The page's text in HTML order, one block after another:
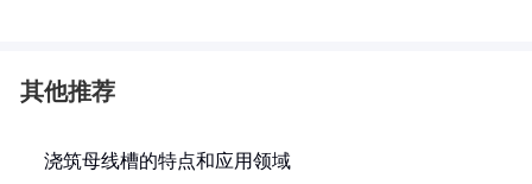
其他推荐
浇筑母线槽的特点和应用领域